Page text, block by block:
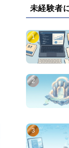
未経験者